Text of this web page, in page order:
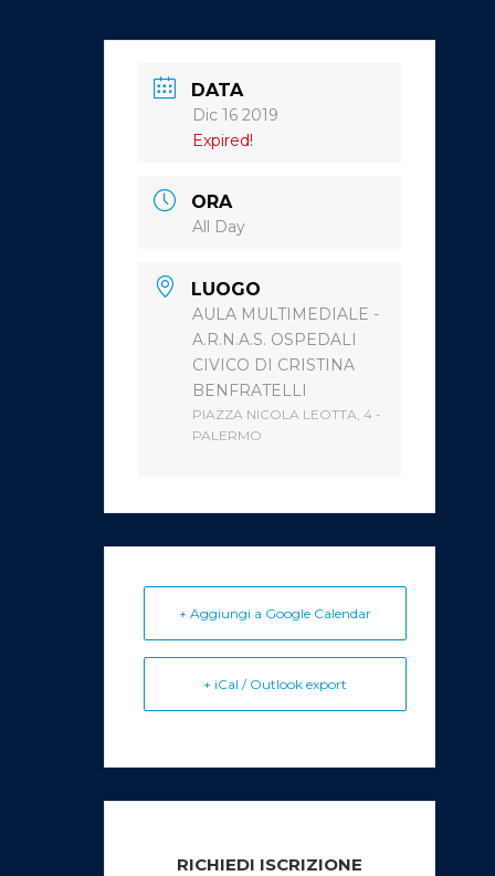
DATA
Dic 16 2019
Expired!
ORA
All Day
LUOGO
AULA MULTIMEDIALE -
A.R.N.A.S. OSPEDALI
CIVICO DI CRISTINA
BENFRATELLI
PIAZZA NICOLA LEOTTA, 4 -
PALERMO
+ Aggiungi a Google Calendar
+ iCal / Outlook export
RICHIEDI ISCRIZIONE